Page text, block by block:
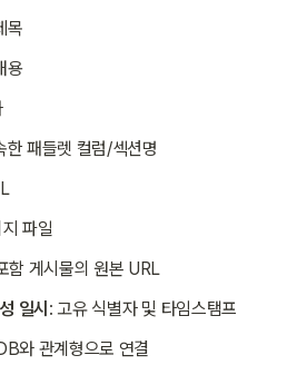
목
용
한 패들렛 컬럼/섹션명
파일
함 게시물의 원본 URL
일시 : 고유 식별자 및 타임스탬프
와 관계형으로 연결